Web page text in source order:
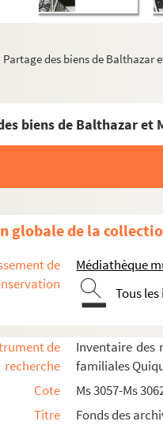
Partage des biens de
globale de la
de
Médiathèque
Tous
de
recherche
Inventaire des
familiales
Cote
Ms 3057-Ms
Titre
Fonds des